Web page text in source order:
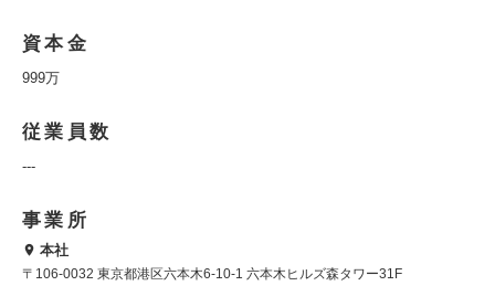
資本金
999万
従業員数
---
事業所
本社
〒106-0032 東京都港区六本木6-10-1 六本木ヒルズ森タワー31F